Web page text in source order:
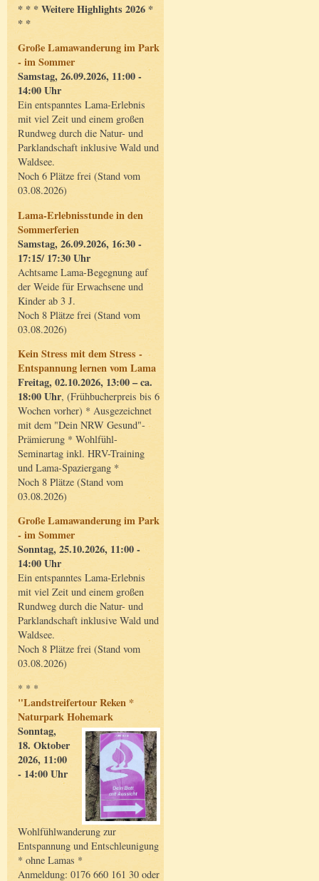
* * * Weitere Highlights 2026 *
* *
Große Lamawanderung im Park
- im Sommer
Samstag, 26.09.2026, 11:00 -
14:00 Uhr
Ein entspanntes Lama-Erlebnis
mit viel Zeit und einem großen
Rundweg durch die Natur- und
Parklandschaft inklusive Wald und
Waldsee.
Noch 6 Plätze frei (Stand vom
03.08.2026)
Lama-Erlebnisstunde in den
Sommerferien
Samstag, 26.09.2026, 16:30 -
17:15/ 17:30 Uhr
Achtsame Lama-Begegnung auf
der Weide für Erwachsene und
Kinder ab 3 J.
Noch 8 Plätze frei (Stand vom
03.08.2026)
Kein Stress mit dem Stress -
Entspannung lernen vom Lama
Freitag, 02.10.2026, 13:00 – ca.
18:00 Uhr, (Frühbucherpreis bis 6
Wochen vorher) * Ausgezeichnet
mit dem "Dein NRW Gesund"-
Prämierung * Wohlfühl-
Seminartag inkl. HRV-Training
und Lama-Spaziergang *
Noch 8 Plätze (Stand vom
03.08.2026)
Große Lamawanderung im Park
- im Sommer
Sonntag, 25.10.2026, 11:00 -
14:00 Uhr
Ein entspanntes Lama-Erlebnis
mit viel Zeit und einem großen
Rundweg durch die Natur- und
Parklandschaft inklusive Wald und
Waldsee.
Noch 8 Plätze frei (Stand vom
03.08.2026)
* * *
"Landstreifertour Reken *
Naturpark Hohemark
Sonntag,
18. Oktober
2026, 11:00
- 14:00 Uhr
Wohlfühlwanderung zur
Entspannung und Entschleunigung
* ohne Lamas *
Anmeldung: 0176 660 161 30 oder